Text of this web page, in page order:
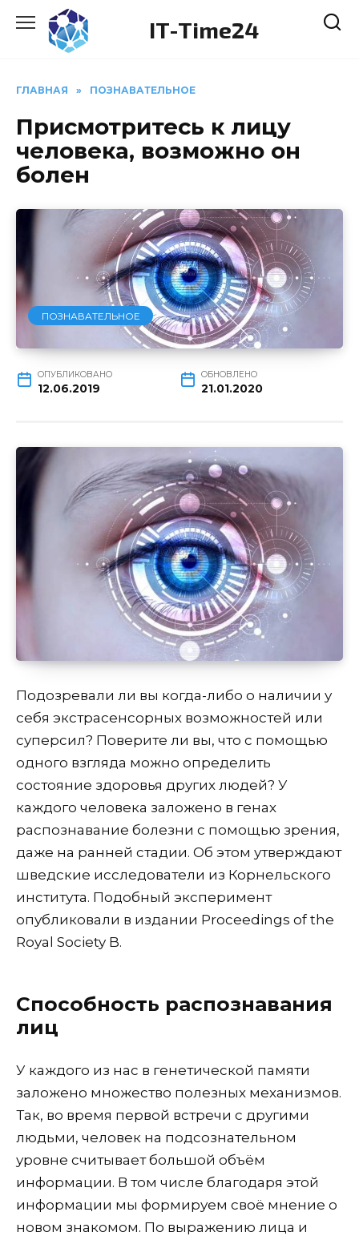
Перейти
содержанию
IT-Time24
ГЛАВНАЯ » ПОЗНАВАТЕЛЬНОЕ
Присмотритесь к лицу
человека, возможно он
болен
ПОЗНАВАТЕЛЬНОЕ
ОПУБЛИКОВАНО
12.06.2019
ОБНОВЛЕНО
21.01.2020
Подозревали ли вы когда-либо о наличии у
себя экстрасенсорных возможностей или
суперсил? Поверите ли вы, что с помощью
одного взгляда можно определить
состояние здоровья других людей? У
каждого человека заложено в генах
распознавание болезни с помощью зрения,
даже на ранней стадии. Об этом утверждают
шведские исследователи из Корнельского
института. Подобный эксперимент
опубликовали в издании Proceedings of the
Royal Society B.
Способность распознавания
лиц
У каждого из нас в генетической памяти
заложено множество полезных механизмов.
Так, во время первой встречи с другими
людьми, человек на подсознательном
уровне считывает большой объём
информации. В том числе благодаря этой
информации мы формируем своё мнение о
новом знакомом. По выражению лица и